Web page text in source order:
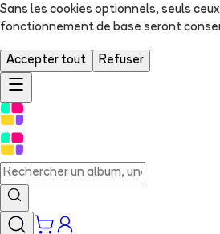
Sans les cookies optionnels, seuls
fonctionnement de base seront
Accepter tout Refuser